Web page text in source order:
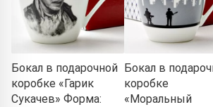
Бокал в подарочной
коробке «Гарик
Сукачев» Форма:
Бокал в
коробке
«Моральный